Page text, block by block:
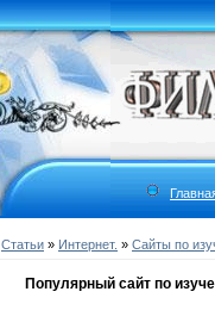
Статьи » Интернет. » Сайты по
Популярный сайт по